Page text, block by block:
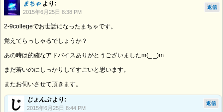
まちゃ より:
2015年6月25日 8:38 PM
2-9collegeでお世話になったまちゃです。
覚えてらっしゃるでしょうか？
あの時は的確なアドバイスありがとうございましたm(_ _)m
まだ若いのにしっかりしてすごいと思います。
またお伺いさせて頂きます。
返信
じょんぷ より:
2015年6月25日 8:44 PM
返信